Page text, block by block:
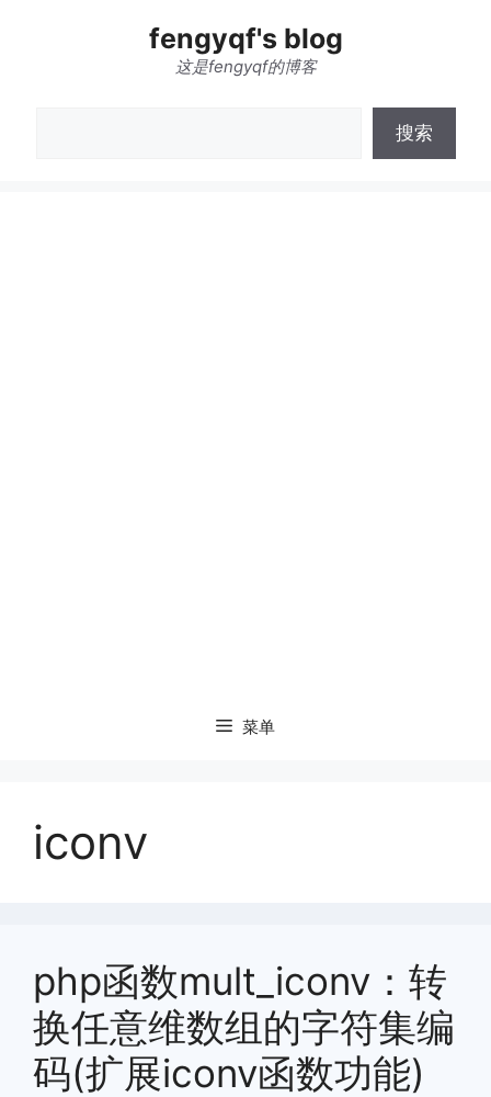
fengyqf's blog
这是fengyqf的博客
搜索
菜单
iconv
php函数mult_iconv：转
换任意维数组的字符集编
码(扩展iconv函数功能)